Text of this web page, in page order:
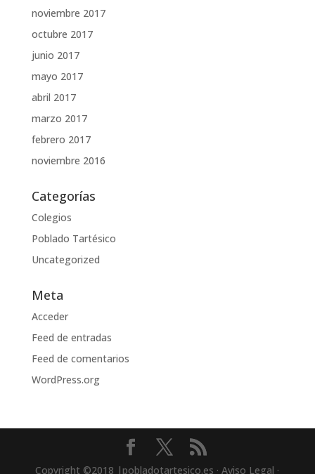
noviembre 2017
octubre 2017
junio 2017
mayo 2017
abril 2017
marzo 2017
febrero 2017
noviembre 2016
Categorías
Colegios
Poblado Tartésico
Uncategorized
Meta
Acceder
Feed de entradas
Feed de comentarios
WordPress.org
Copyright ©2018 |pobladotartesico.es · Aviso Legal ·